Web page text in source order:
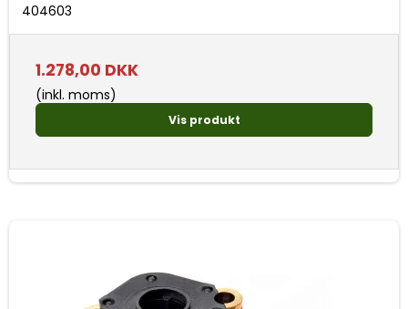
404603
1.278,00 DKK
(inkl. moms)
Vis produkt